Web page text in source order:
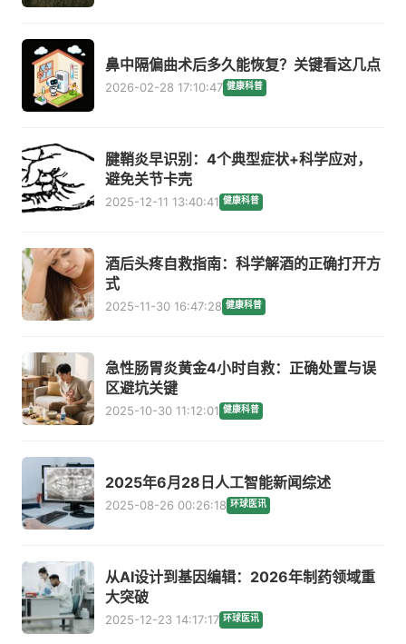
鼻中隔偏曲术后多久能恢复？关键看这几点
2026-02-28 17:10:47 健康科普
腱鞘炎早识别：4个典型症状+科学应对，
避免关节卡壳
2025-12-11 13:40:41 健康科普
酒后头疼自救指南：科学解酒的正确打开方
式
2025-11-30 16:47:28 健康科普
急性肠胃炎黄金4小时自救：正确处置与误
区避坑关键
2025-10-30 11:12:01 健康科普
2025年6月28日人工智能新闻综述
2025-08-26 00:26:18 环球医讯
从AI设计到基因编辑：2026年制药领域重
大突破
2025-12-23 14:17:17 环球医讯